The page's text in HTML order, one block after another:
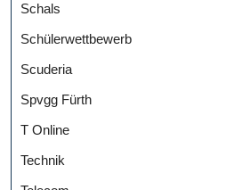
Schals
Schülerwettbewerb
Scuderia
Spvgg Fürth
T Online
Technik